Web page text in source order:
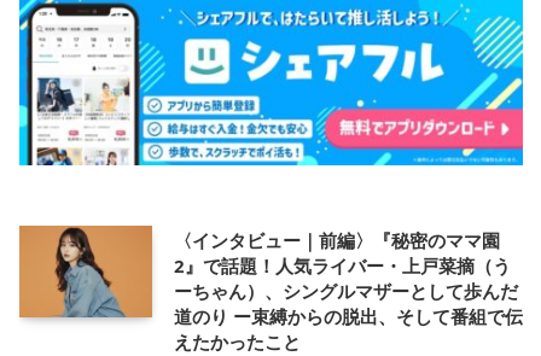
〈インタビュー｜前編〉『秘密のママ園
2』で話題！人気ライバー・上戸菜摘（う
ーちゃん）、シングルマザーとして歩んだ
道のり ー束縛からの脱出、そして番組で伝
えたかったこと